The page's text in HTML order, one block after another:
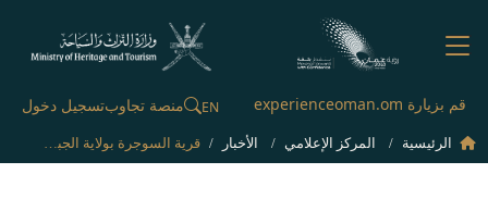
قم بزيارة experienceoman.om EN منصة تجاوبتسجيل دخول
الرئيسية المركز الإعلامي الأخبار